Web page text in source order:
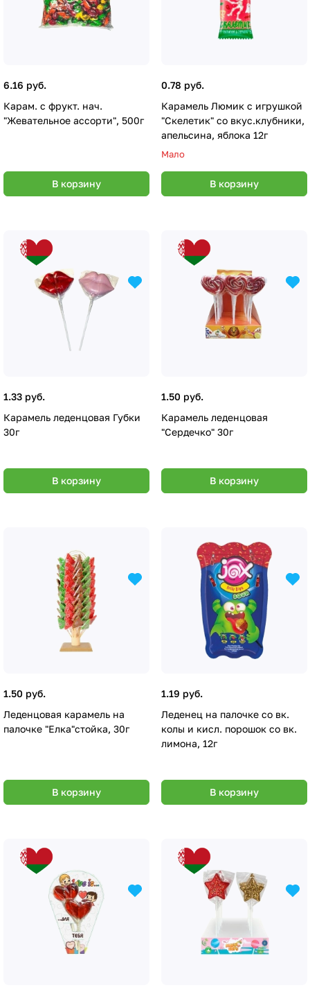
6.16 руб.
Карам. с фрукт. нач.
"Жевательное ассорти", 500г
В корзину
0.78 руб.
Карамель Люмик с игрушкой
"Скелетик" со вкус.клубники,
апельсина, яблока 12г
Мало
В корзину
1.33 руб.
Карамель леденцовая Губки
30г
В корзину
1.50 руб.
Карамель леденцовая
"Сердечко" 30г
В корзину
1.50 руб.
Леденцовая карамель на
палочке "Елка"стойка, 30г
В корзину
1.19 руб.
Леденец на палочке со вк.
колы и кисл. порошок со вк.
лимона, 12г
В корзину